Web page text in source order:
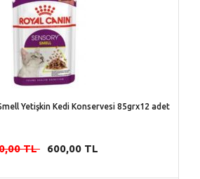
Yetişkin Kedi Konservesi 85grx12 adet
TL 600,00 TL